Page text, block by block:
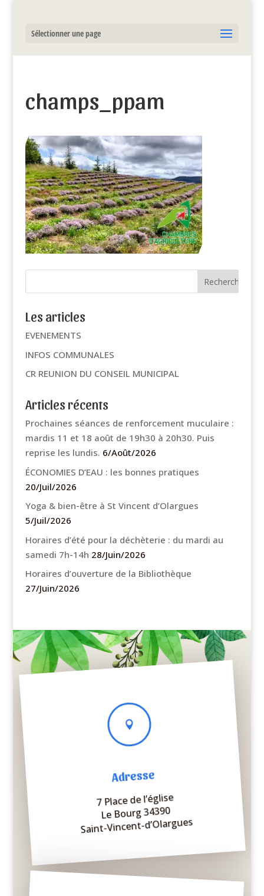
Sélectionner une page
champs_ppam
Les articles
EVENEMENTS
INFOS COMMUNALES
CR REUNION DU CONSEIL MUNICIPAL
Articles récents
Prochaines séances de renforcement muculaire :
mardis 11 et 18 août de 19h30 à 20h30. Puis
reprise les lundis. 6/Août/2026
ÉCONOMIES D’EAU : les bonnes pratiques
20/Juil/2026
Yoga & bien-être à St Vincent d’Olargues
5/Juil/2026
Horaires d’été pour la déchèterie : du mardi au
samedi 7h-14h 28/Juin/2026
Horaires d’ouverture de la Bibliothèque
27/Juin/2026

Adresse
7 Place de l’église
Le Bourg 34390
Saint-Vincent-d’Olargues